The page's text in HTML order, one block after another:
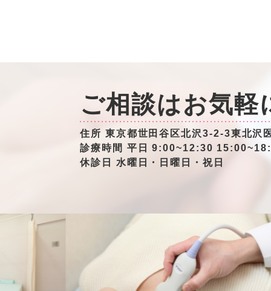
ご相談はお気軽
住所 東京都世田谷区北沢3-2-3東北沢
診療時間 平日 9:00~12:30
休診日 水曜日・日曜日・祝日